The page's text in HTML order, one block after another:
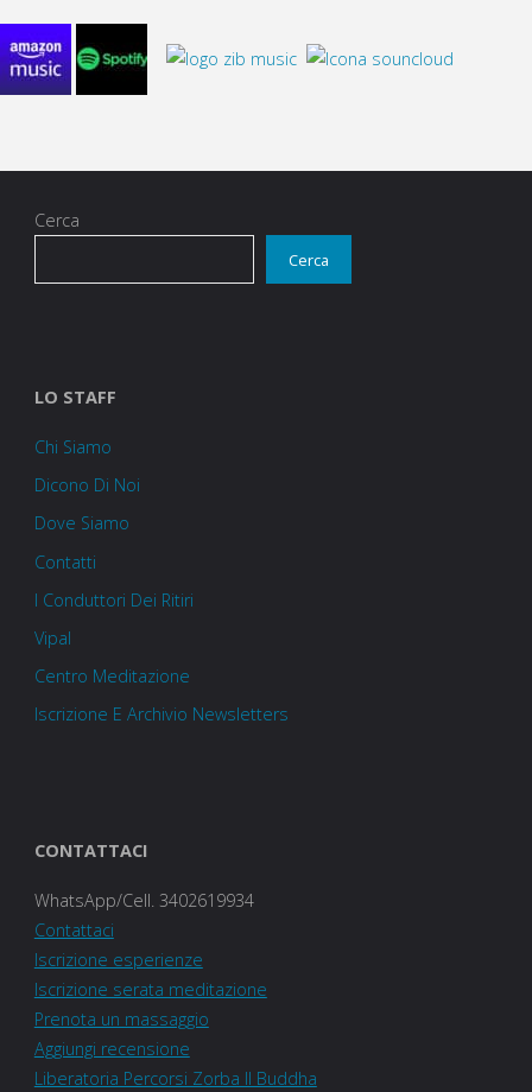
Cerca
Cerca
LO STAFF
Chi Siamo
Dicono Di Noi
Dove Siamo
Contatti
I Conduttori Dei Ritiri
Vipal
Centro Meditazione
Iscrizione E Archivio Newsletters
CONTATTACI
WhatsApp/Cell. 3402619934
Contattaci
Iscrizione esperienze
Iscrizione serata meditazione
Prenota un massaggio
Aggiungi recensione
Liberatoria Percorsi Zorba Il Buddha